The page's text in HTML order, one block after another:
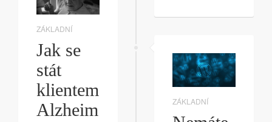
ZÁKLADNÍ
Jak se
stát
klientem
Alzheim
ZÁKLADNÍ